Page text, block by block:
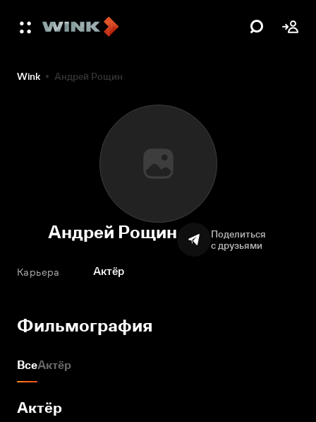
Wink Андрей Рощин
Андрей Рощин
Поделиться
с друзьями
Карьера Актёр
Фильмография
ВсеАктёр
Актёр